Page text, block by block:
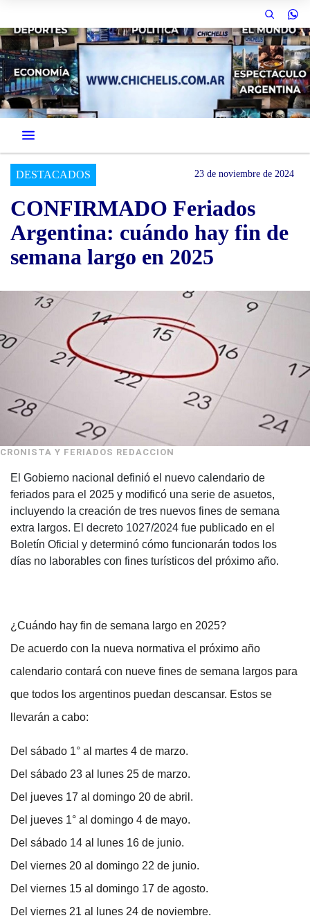
DESTACADOS 23 de noviembre de 2024
CONFIRMADO Feriados
Argentina: cuándo hay fin de
semana largo en 2025
CRONISTA Y FERIADOS REDACCION
El Gobierno nacional definió el nuevo calendario de
feriados para el 2025 y modificó una serie de asuetos,
incluyendo la creación de tres nuevos fines de semana
extra largos. El decreto 1027/2024 fue publicado en el
Boletín Oficial y determinó cómo funcionarán todos los
días no laborables con fines turísticos del próximo año.
¿Cuándo hay fin de semana largo en 2025?
De acuerdo con la nueva normativa el próximo año
calendario contará con nueve fines de semana largos para
que todos los argentinos puedan descansar. Estos se
llevarán a cabo:
Del sábado 1° al martes 4 de marzo.
Del sábado 23 al lunes 25 de marzo.
Del jueves 17 al domingo 20 de abril.
Del jueves 1° al domingo 4 de mayo.
Del sábado 14 al lunes 16 de junio.
Del viernes 20 al domingo 22 de junio.
Del viernes 15 al domingo 17 de agosto.
Del viernes 21 al lunes 24 de noviembre.